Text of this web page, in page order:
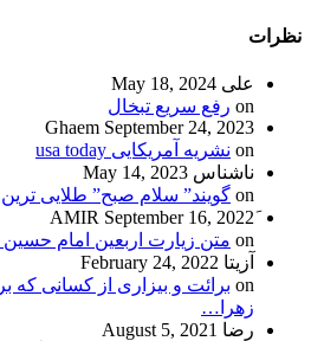
نظرات
علی May 18, 2024
on رفع سریع تبخال
Ghaem September 24, 2023
on نشریه آمریکایی usa today
ناشناس May 14, 2023
on گویند” سلام صبح” طلایی ترین
September 16, 2022
on متن زیارت اربعین امام حسین
آزیتا February 24, 2022
on برائت و بیزاری از کسانی
زهرا…
رضا August 5, 2021